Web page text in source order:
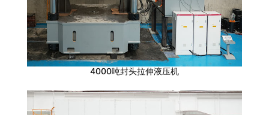
4000吨封头拉伸液压机